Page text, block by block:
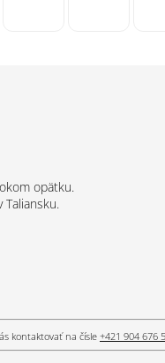
opätku.
Taliansku.
kontaktovať na čísle +421 904 676